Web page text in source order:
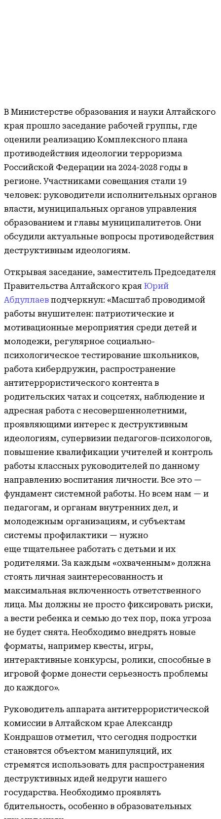
В Министерстве образования и науки Алтайского
края прошло заседание рабочей группы, где
оценили реализацию Комплексного плана
противодействия идеологии терроризма
Российской Федерации на 2024-2028 годы в
регионе. Участниками совещания стали 19
человек: руководители исполнительных органов
власти, муниципальных органов управления
образованием и главы муниципалитетов. Они
обсудили актуальные вопросы противодействия
деструктивным идеологиям.
Открывая заседание, заместитель Председателя
Правительства Алтайского края Юрий
Абдуллаев подчеркнул: «Масштаб проводимой
работы внушителен: патриотические и
мотивационные мероприятия среди детей и
молодежи, регулярное социально-
психологическое тестирование школьников,
работа кибердружин, распространение
антитеррористического контента в
родительских чатах и соцсетях, наблюдение и
адресная работа с несовершеннолетними,
проявляющими интерес к деструктивным
идеологиям, супервизии педагогов-психологов,
повышение квалификации учителей и контроль
работы классных руководителей по данному
направлению воспитания личности. Все это —
фундамент системной работы. Но всем нам — и
педагогам, и органам внутренних дел, и
молодежным организациям, и субъектам
системы профилактики — нужно
еще тщательнее работать с детьми и их
родителями. За каждым «охваченным» должна
стоять личная заинтересованность и
максимальная включенность ответственного
лица. Мы должны не просто фиксировать риски,
а вести ребенка и семью до тех пор, пока угроза
не будет снята. Необходимо внедрять новые
форматы, например квесты, игры,
интерактивные конкурсы, ролики, способные в
игровой форме донести серьезность проблемы
до каждого».
Руководитель аппарата антитеррористической
комиссии в Алтайском крае Александр
Кондрашов отметил, что сегодня подростки
становятся объектом манипуляций, их
стремятся использовать для распространения
деструктивных идей недруги нашего
государства. Необходимо проявлять
бдительность, особенно в образовательных